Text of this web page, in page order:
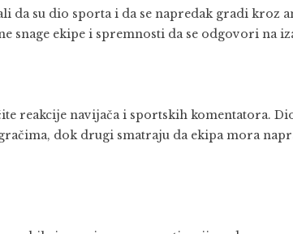
da su dio sporta i da se napredak gradi kroz
snage ekipe i spremnosti da se odgovori na
reakcije navijača i sportskih komentatora.
dok drugi smatraju da ekipa mora